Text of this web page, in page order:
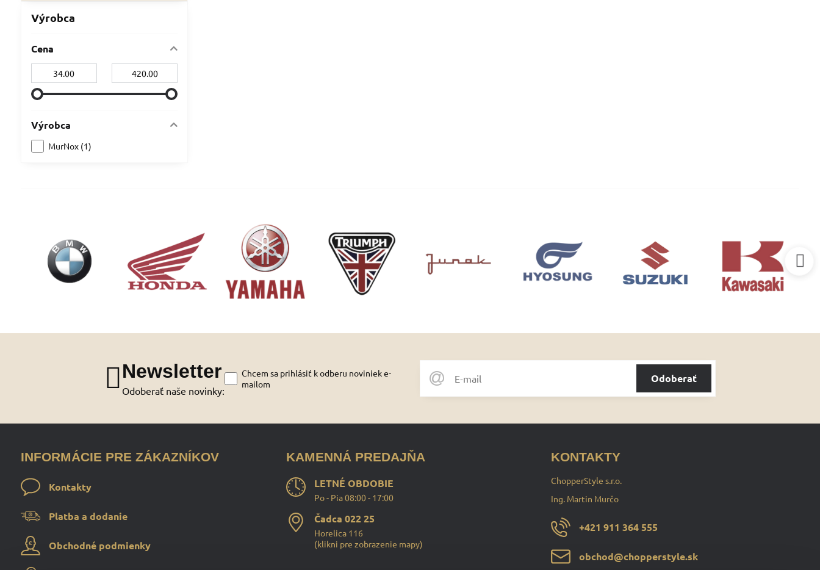
Výrobca
Cena
Výrobca
MurNox (1)
Newsletter
Odoberať naše novinky:
Odoberať
Chcem sa prihlásiť k odberu noviniek e-
mailom
INFORMÁCIE PRE ZÁKAZNÍKOV
Kontakty
Platba a dodanie
Obchodné podmienky
KAMENNÁ PREDAJŇA
LETNÉ OBDOBIE
Po - Pia 08:00 - 17:00
Čadca 022 25
Horelica 116
(klikni pre zobrazenie mapy)
KONTAKTY
ChopperStyle s.r.o.
Ing. Martin Murčo
+421 911 364 555
obchod​@chopperstyle​.sk